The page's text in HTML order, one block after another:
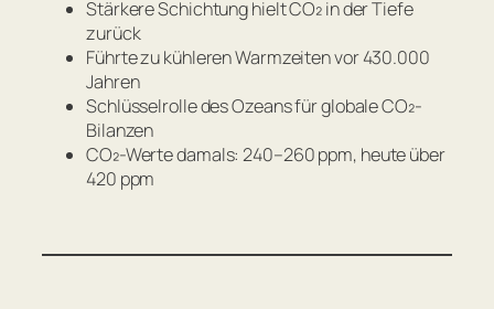
Stärkere Schichtung hielt CO₂ in der Tiefe
zurück
Führte zu kühleren Warmzeiten vor 430.000
Jahren
Schlüsselrolle des Ozeans für globale CO₂-
Bilanzen
CO₂-Werte damals: 240–260 ppm, heute über
420 ppm